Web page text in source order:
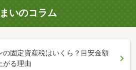
いのコラム
の固定資産税はいくら？目安金額
がる理由